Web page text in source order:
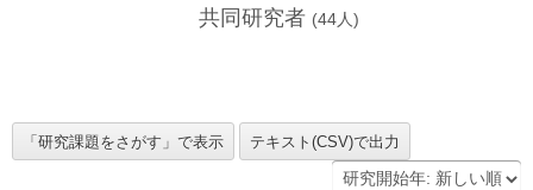
共同研究者 (44人)